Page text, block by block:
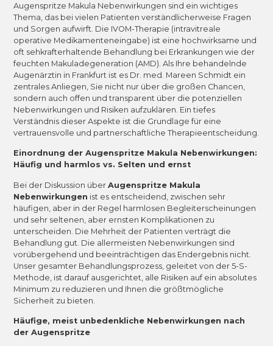
Augenspritze Makula Nebenwirkungen sind ein wichtiges
Thema, das bei vielen Patienten verständlicherweise Fragen
und Sorgen aufwirft. Die IVOM-Therapie (intravitreale
operative Medikamenteneingabe) ist eine hochwirksame und
oft sehkrafterhaltende Behandlung bei Erkrankungen wie der
feuchten Makuladegeneration (AMD). Als Ihre behandelnde
Augenärztin in Frankfurt ist es Dr. med. Mareen Schmidt ein
zentrales Anliegen, Sie nicht nur über die großen Chancen,
sondern auch offen und transparent über die potenziellen
Nebenwirkungen und Risiken aufzuklären. Ein tiefes
Verständnis dieser Aspekte ist die Grundlage für eine
vertrauensvolle und partnerschaftliche Therapieentscheidung.
Einordnung der Augenspritze Makula Nebenwirkungen:
Häufig und harmlos vs. Selten und ernst
Bei der Diskussion überAugenspritze Makula
Nebenwirkungen ist es entscheidend, zwischen sehr
häufigen, aber in der Regel harmlosen Begleiterscheinungen
und sehr seltenen, aber ernsten Komplikationen zu
unterscheiden. Die Mehrheit der Patienten verträgt die
Behandlung gut. Die allermeisten Nebenwirkungen sind
vorübergehend und beeinträchtigen das Endergebnis nicht.
Unser gesamter Behandlungsprozess, geleitet von der 5-S-
Methode, ist darauf ausgerichtet, alle Risiken auf ein absolutes
Minimum zu reduzieren und Ihnen die größtmögliche
Sicherheit zu bieten.
Häufige, meist unbedenkliche Nebenwirkungen nach
der Augenspritze